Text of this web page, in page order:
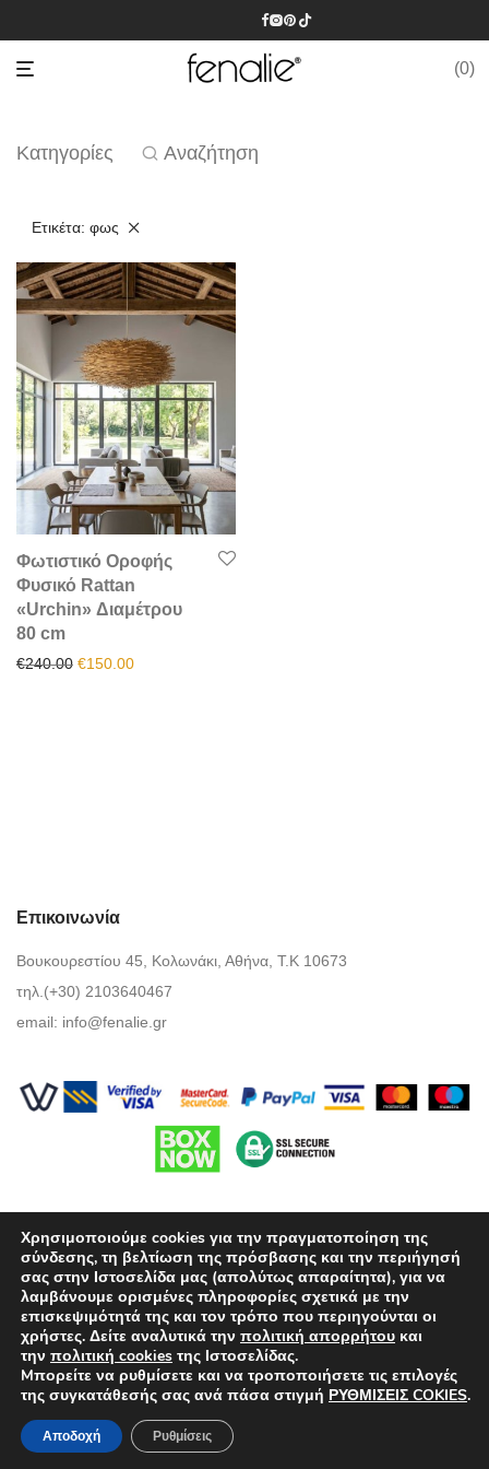
0
Κατηγορίες Αναζήτηση
Ετικέτα: φως
Φωτιστικό Οροφής
Φυσικό Rattan
«Urchin» Διαμέτρου
80 cm
€240.00 Original price was: €240.00.
€150.00Η τρέχουσα τιμή είναι: €150.00.
Επικοινωνία
Βουκουρεστίου 45, Κολωνάκι, Αθήνα, Τ.Κ 10673
τηλ.(+30) 2103640467
email: info@fenalie.gr
Όροι Χρήσης
Πολιτική προστασίας απορρήτου
Τρόποι Πληρωμής
Επιλογές Αποστολών
Πολιτική επιστροφών
Χρησιμοποιούμε cookies για την πραγματοποίηση της
σύνδεσης, τη βελτίωση της πρόσβασης και την περιήγησή
σας στην Ιστοσελίδα μας (απολύτως απαραίτητα), για να
λαμβάνουμε ορισμένες πληροφορίες σχετικά με την
επισκεψιμότητά της και τον τρόπο που περιηγούνται οι
χρήστες. Δείτε αναλυτικά την πολιτική απορρήτου και
την πολιτική cookies της Ιστοσελίδας.
Mπορείτε να ρυθμίσετε και να τροποποιήσετε τις επιλογές
της συγκατάθεσής σας ανά πάσα στιγμή ΡΥΘΜΙΣΕΙΣ COKIES.
Αποδοχή Ρυθμίσεις